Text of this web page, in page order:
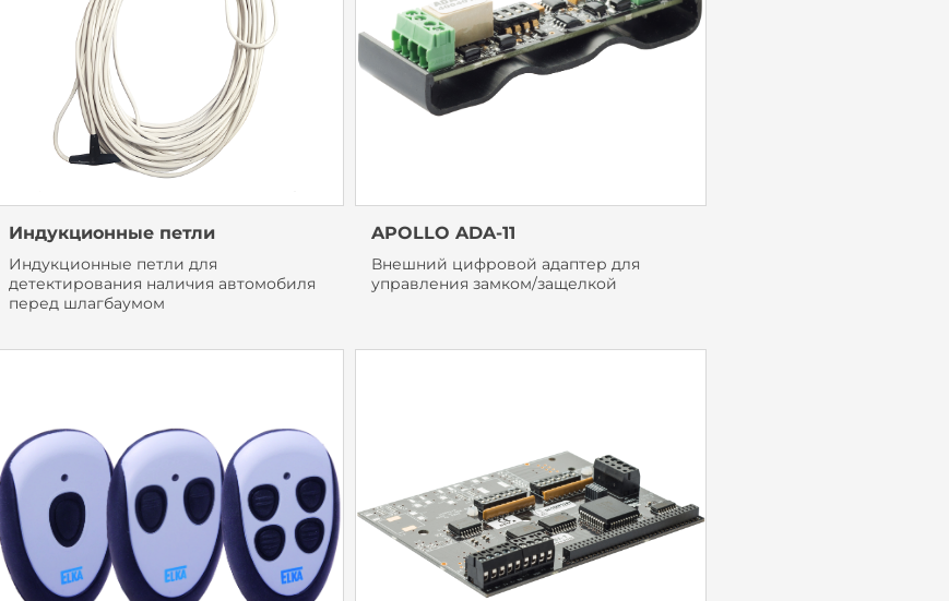
Индукционные петли
Индукционные петли для
детектирования наличия автомобиля
перед шлагбаумом
APOLLO ADA-11
Внешний цифровой адаптер для
управления замком/защелкой